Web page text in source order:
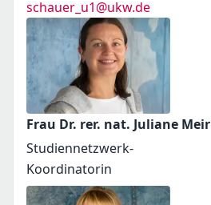
schauer_u1@ukw.de
Frau Dr. rer. nat. Juliane Meir
Studiennetzwerk-
Koordinatorin